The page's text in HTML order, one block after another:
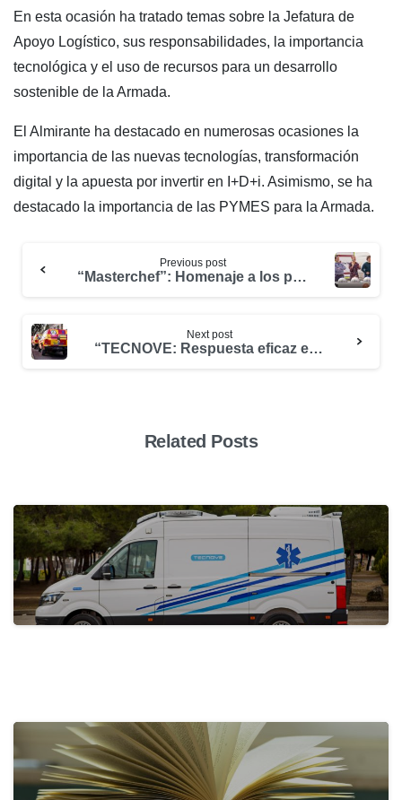
En esta ocasión ha tratado temas sobre la Jefatura de
Apoyo Logístico, sus responsabilidades, la importancia
tecnológica y el uso de recursos para un desarrollo
sostenible de la Armada.
El Almirante ha destacado en numerosas ocasiones la
importancia de las nuevas tecnologías, transformación
digital y la apuesta por invertir en I+D+i. Asimismo, se ha
destacado la importancia de las PYMES para la Armada.
Previous post
“Masterchef”: Homenaje a los profesionales y volutarios de Cruz Roja
Next post
“TECNOVE: Respuesta eficaz en escenarios de emergencia”
Related Posts
31 de May de 2024